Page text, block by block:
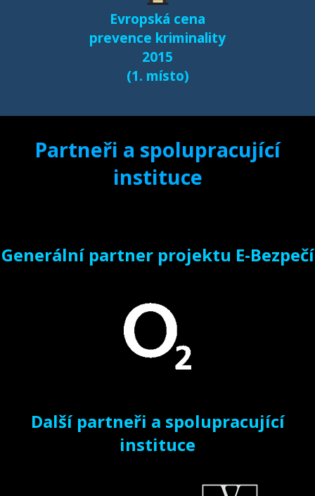
Evropská cena
prevence kriminality
2015
(1. místo)
Partneři a spolupracující
instituce
Generální partner projektu E-Bezpečí
Další partneři a spolupracující
instituce